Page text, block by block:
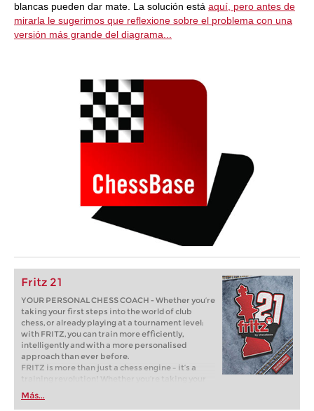
blancas pueden dar mate. La solución está aquí, pero antes de
mirarla le sugerimos que reflexione sobre el problema con una
versión más grande del diagrama...
Fritz 21
YOUR PERSONAL CHESS COACH - Whether you’re
taking your first steps into the world of club
chess, or already playing at a tournament level:
with FRITZ, you can train more efficiently,
intelligently and with a more personalised
approach than ever before.
FRITZ is more than just a chess engine – it’s a
training revolution! Whether you’re taking your
first steps into the world of club chess, or already
playing at a tournament level: with FRITZ, you can
Más...